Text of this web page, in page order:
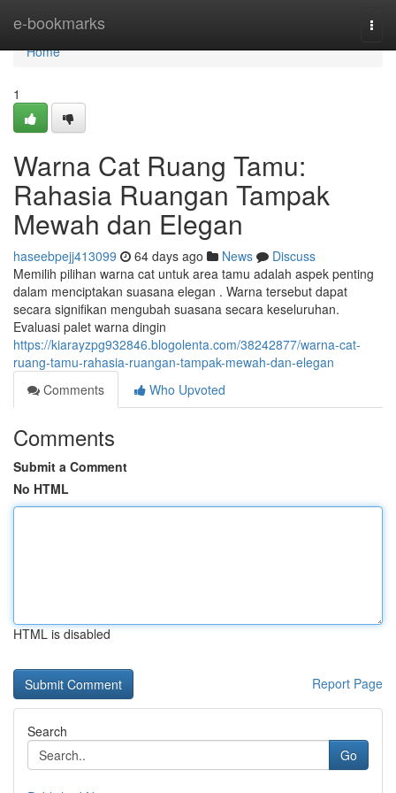
e-bookmarks
Home
Home
1
Warna Cat Ruang Tamu:
Rahasia Ruangan Tampak
Mewah dan Elegan
haseebpejj413099 64 days ago News
Discuss
Memilih pilihan warna cat untuk area tamu adalah aspek penting
dalam menciptakan suasana elegan . Warna tersebut dapat
secara signifikan mengubah suasana secara keseluruhan.
Evaluasi palet warna dingin
https://kiarayzpg932846.blogolenta.com/38242877/warna-cat-
ruang-tamu-rahasia-ruangan-tampak-mewah-dan-elegan
Comments
Who Upvoted
Comments
Submit a Comment
No HTML
HTML is disabled
Report Page
Search
Go